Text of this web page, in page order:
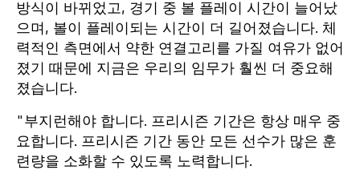
방식이 바뀌었고, 경기 중 볼 플레이 시간이 늘어났
으며, 볼이 플레이되는 시간이 더 길어졌습니다. 체
력적인 측면에서 약한 연결고리를 가질 여유가 없어
졌기 때문에 지금은 우리의 임무가 훨씬 더 중요해
졌습니다.
"부지런해야 합니다. 프리시즌 기간은 항상 매우 중
요합니다. 프리시즌 기간 동안 모든 선수가 많은 훈
련량을 소화할 수 있도록 노력합니다.